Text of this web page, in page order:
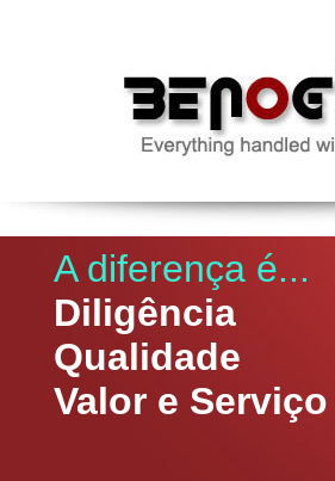
A diferença é...
Diligência
Qualidade
Valor e Serviço